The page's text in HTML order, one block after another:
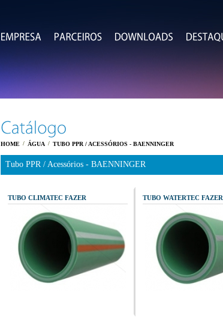
HOME / ÁGUA / TUBO PPR / ACESSÓRIOS - BAENNINGER
Tubo PPR / Acessórios - BAENNINGER
TUBO CLIMATEC FAZER TUBO WATERTEC FAZER